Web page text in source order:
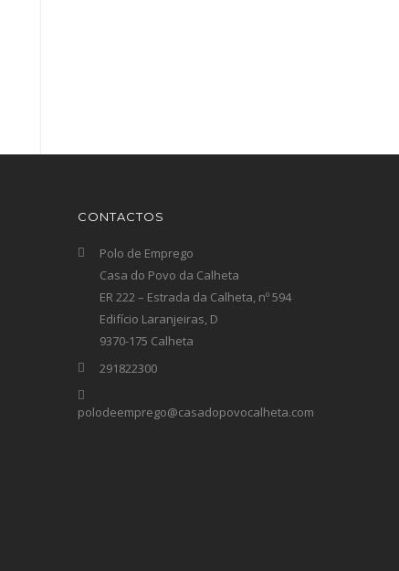
CONTACTOS
Polo de Emprego
Casa do Povo da Calheta
ER 222 – Estrada da Calheta, nº 594
Edifício Laranjeiras, D
9370-175 Calheta
291822300
polodeemprego@casadopovocalheta.com